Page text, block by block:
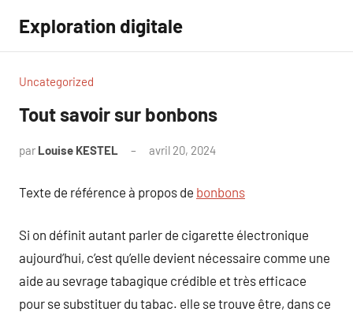
contenu
Exploration digitale
Uncategorized
Tout savoir sur bonbons
par Louise KESTEL avril 20, 2024
Texte de référence à propos de bonbons
Si on définit autant parler de cigarette électronique
aujourd’hui, c’est qu’elle devient nécessaire comme une
aide au sevrage tabagique crédible et très efficace
pour se substituer du tabac. elle se trouve être, dans ce